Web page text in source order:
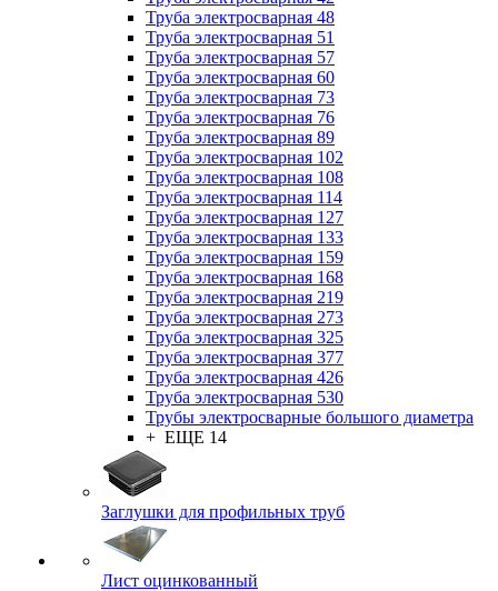
Труба электросварная 48
Труба электросварная 51
Труба электросварная 57
Труба электросварная 60
Труба электросварная 73
Труба электросварная 76
Труба электросварная 89
Труба электросварная 102
Труба электросварная 108
Труба электросварная 114
Труба электросварная 127
Труба электросварная 133
Труба электросварная 159
Труба электросварная 168
Труба электросварная 219
Труба электросварная 273
Труба электросварная 325
Труба электросварная 377
Труба электросварная 426
Труба электросварная 530
Трубы электросварные большого диаметра
+ ЕЩЕ 14
Заглушки для профильных труб
Лист оцинкованный